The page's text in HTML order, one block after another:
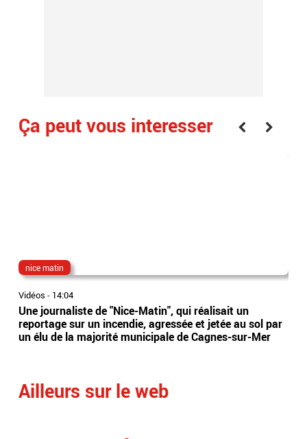
Ça peut vous interesser
nice matin
Vidéos - 14:04
Une journaliste de "Nice-Matin", qui réalisait un
reportage sur un incendie, agressée et jetée au sol par
un élu de la majorité municipale de Cagnes-sur-Mer
Ailleurs sur le web